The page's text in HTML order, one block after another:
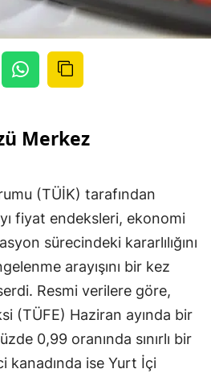
Merkez
(TÜİK) tarafından
fiyat endeksleri, ekonomi
sürecindeki kararlılığını
arayışını bir kez
Resmi verilere göre,
(TÜFE) Haziran ayında bir
0,99 oranında sınırlı bir
kanadında ise Yurt İçi